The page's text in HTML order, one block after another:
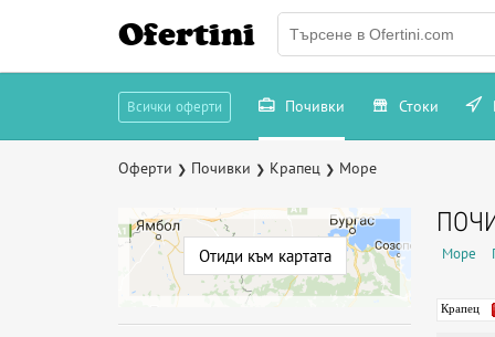
Ofertini
Всички оферти Почивки Стоки
Оферти ❯ Почивки ❯ Крапец ❯ Море
Отиди към картата Море
Крапец